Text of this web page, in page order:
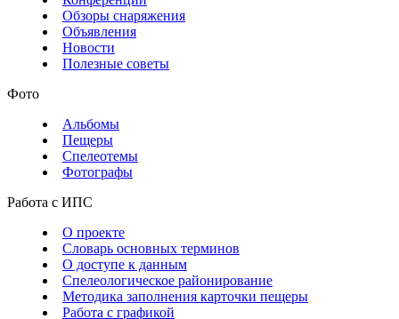
Обзоры снаряжения
Объявления
Новости
Полезные советы
Фото
Альбомы
Пещеры
Спелеотемы
Фотографы
Работа с ИПС
О проекте
Словарь основных терминов
О доступе к данным
Спелеологическое районирование
Методика заполнения карточки пещеры
Работа с графикой